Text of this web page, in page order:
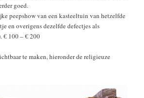
goed.
peepshow van een kasteeltuin van hetzelfde
en overigens dezelfde defectjes als
€ 100 – € 200
te maken, hieronder de religieuze